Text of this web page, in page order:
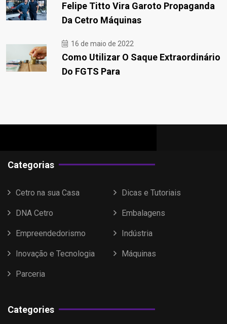
Felipe Titto Vira Garoto Propaganda
Da Cetro Máquinas
16 de maio de 2022
Como Utilizar O Saque Extraordinário
Do FGTS Para
Categorias
Cetro na sua Casa Dicas e Tutoriais
DNA Cetro Embalagens
Empreendedorismo Indústria
Inovação e Tecnologia Máquinas
Parceria
Categories